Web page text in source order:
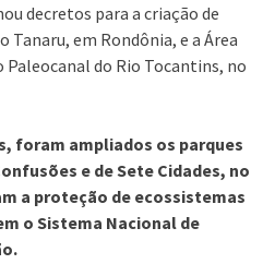
decretos para a criação de
Tanaru, em Rondônia, e a Área
do Rio Tocantins, no
foram ampliados os parques
e de Sete Cidades, no
a proteção de ecossistemas
o Sistema Nacional de